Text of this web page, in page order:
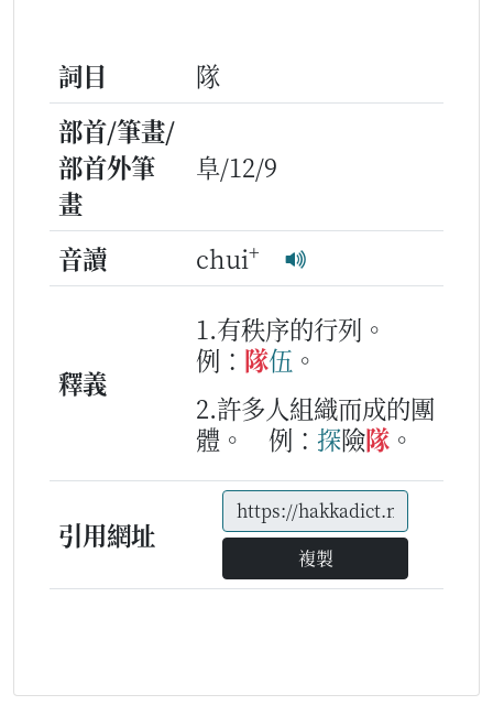
詞目
隊
部首/筆畫/
部首外筆
畫
阜/12/9
音讀 chui+
釋義
1.有秩序的行列。
例： 隊伍 。
2.許多人組織而成的團
體。
例： 探險隊 。
引用網址
複製